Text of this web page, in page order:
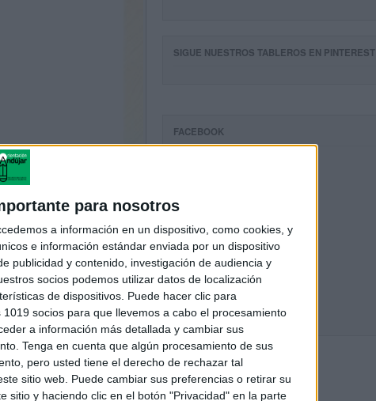
para nosotros
a información en un dispositivo, como cookies, y
e información estándar enviada por un dispositivo
publicidad y contenido, investigación de audiencia y
socios podemos utilizar datos de localización
de dispositivos. Puede hacer clic para
socios para que llevemos a cabo el procesamiento
a información más detallada y cambiar sus
Tenga en cuenta que algún procesamiento de sus
pero usted tiene el derecho de rechazar tal
sitio web. Puede cambiar sus preferencias o retirar su
sitio y haciendo clic en el botón "Privacidad" en la parte
SIGUE NUESTROS TABLEROS EN PINTEREST
FACEBOOK